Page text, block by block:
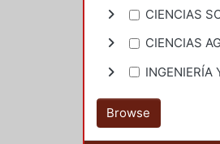
CIENCIAS
CIENCIAS
INGENIERÍA
Browse